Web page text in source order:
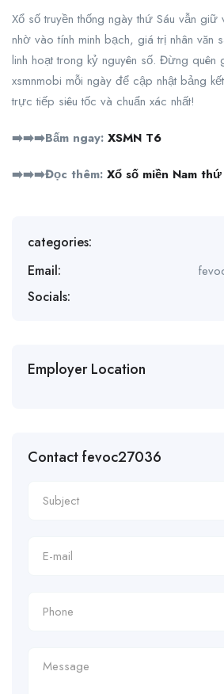
Xổ số truyền thống ngày thứ Sáu vẫn
nhờ vào tính minh bạch, giá trị nhân văn
linh hoạt trong kỷ nguyên số. Đừng quên
xsmnmobi mỗi ngày để cập nhật bảng
trực tiếp siêu tốc và chuẩn xác nhất!
➡️➡️➡️Bấm ngay: XSMN T6
➡️➡️➡️Đọc thêm: Xổ số miền Nam
categories:
Email:
Socials:
Employer Location
Contact fevoc27036